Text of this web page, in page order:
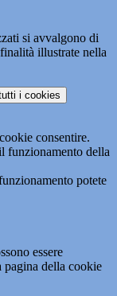
si avvalgono di
illustrate nella
i cookies
consentire.
funzionamento della
potete
essere
pagina della cookie